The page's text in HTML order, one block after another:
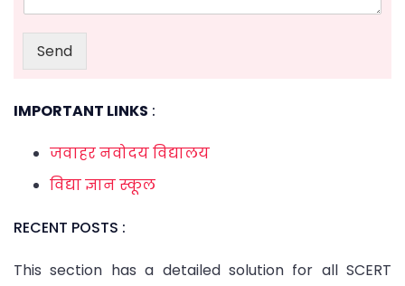
Send
IMPORTANT LINKS :
जवाहर नवोदय विद्यालय
विद्या ज्ञान स्कूल
RECENT POSTS :
This section has a detailed solution for all SCERT